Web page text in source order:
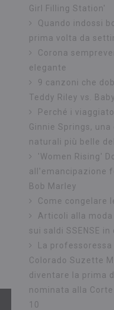
Girl Filling Station'
Quando indossi
prima volta da
Corona
elegante
9 canzoni che
Teddy Riley vs.
Perché i
Ginnie Springs,
naturali più belle
'Women Rising'
all'emancipazione
Bob Marley
Come congelare
Articoli alla
sui saldi SSENSE
La
Colorado Suzette
diventare la prima
nominata alla
10